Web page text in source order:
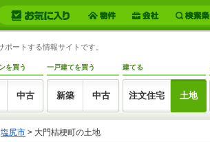
ートする情報サイトです。
を買う
中古
一戸建てを買う
新築 中古
建てる
注文住宅 土地
塩尻市 > 大門桔梗町の土地